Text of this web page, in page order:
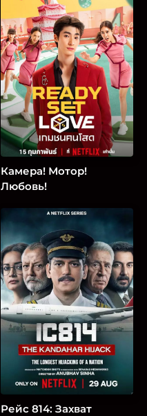
Камера! Мотор!
Любовь!
Рейс 814: Захват